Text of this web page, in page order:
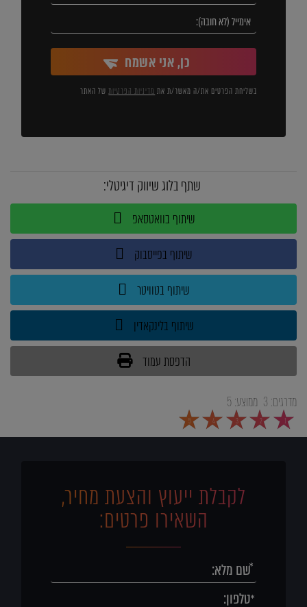
כן, אני אשמח
בשליחת הפרטים את/ה מאשר/ת את מדיניות הפרטיותשל האתר
שתף בלוג שיווק דיגיטלי:
שיתוף בוואטסאפ
שיתוף בפייסבוק
שיתוף בטוויטר
שיתוף בלינקאדין
הדפסת עמוד
מדרגים: 3 ממוצע:5
1
2
3
4
5
לקבלת ייעוץ והצעת מחיר,
השאירו פרטים: